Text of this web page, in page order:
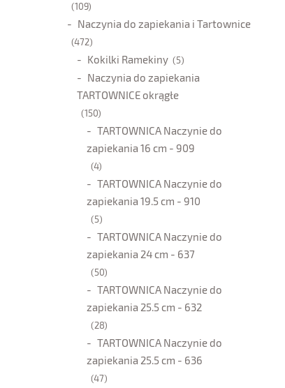
(109)
Naczynia do zapiekania i Tartownice
(472)
Kokilki Ramekiny (5)
Naczynia do zapiekania
TARTOWNICE okrągłe
(150)
TARTOWNICA Naczynie do
zapiekania 16 cm - 909
(4)
TARTOWNICA Naczynie do
zapiekania 19.5 cm - 910
(5)
TARTOWNICA Naczynie do
zapiekania 24 cm - 637
(50)
TARTOWNICA Naczynie do
zapiekania 25.5 cm - 632
(28)
TARTOWNICA Naczynie do
zapiekania 25.5 cm - 636
(47)